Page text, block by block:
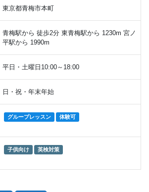
東京都青梅市本町
青梅駅から 徒歩2分 東青梅駅から 1230m 宮ノ
平駅から 1990m
平日・土曜日10:00～18:00
日・祝・年末年始
グループレッスン 体験可
子供向け 英検対策